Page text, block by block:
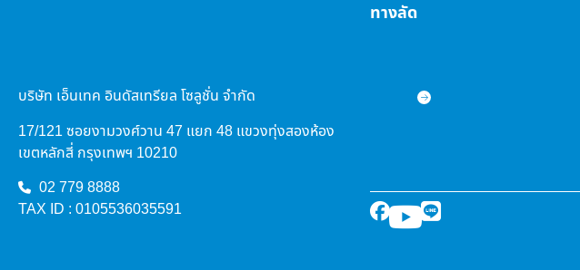
บริษัท เอ็นเทค อินดัสเทรียล โซลูชั่น จำกัด
17/121 ซอยงามวงศ์วาน 47 แยก 48 แขวงทุ่งสองห้อง
เขตหลักสี่ กรุงเทพฯ 10210
02 779 8888
TAX ID : 0105536035591
ทางลัด